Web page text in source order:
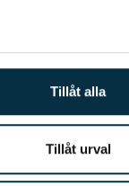
Tillåt alla
Tillåt urval